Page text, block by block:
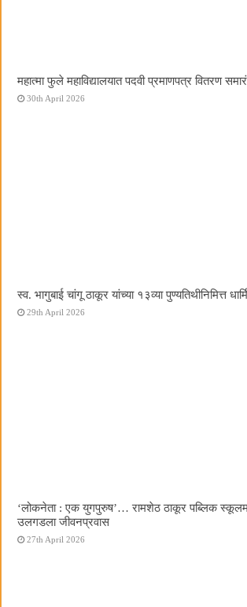
महात्मा फुले महाविद्यालयात पदवी प्रमाणपत्र वितरण
30th April 2026
स्व. भागुबाई चांगू ठाकूर यांच्या १३व्या पुण्यतिथीनिमित्त
29th April 2026
‌‘लोकनेता : एक युगपुरुष‌’… रामशेठ ठाकूर पब्लिक स्कूलमध्ये
उलगडला जीवनप्रवास
27th April 2026